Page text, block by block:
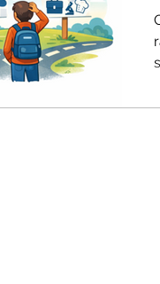
Évolution &